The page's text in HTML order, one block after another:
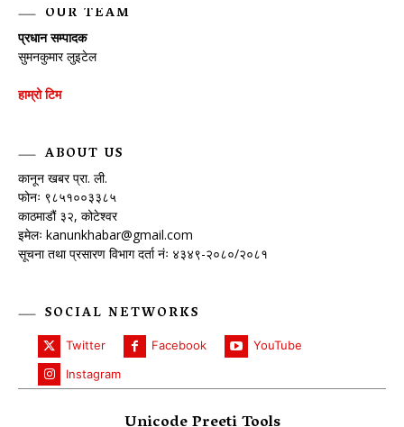
OUR TEAM
प्रधान सम्पादक
सुमनकुमार लुइटेल
हाम्रो टिम
ABOUT US
कानून खबर प्रा. ली.
फोनः ९८५१००३३८५
काठमाडौं ३२, कोटेश्वर
इमेलः kanunkhabar@gmail.com
सूचना तथा प्रसारण विभाग दर्ता नंः ४३४९-२०८०/२०८१
SOCIAL NETWORKS
Twitter Facebook
YouTube
Instagram